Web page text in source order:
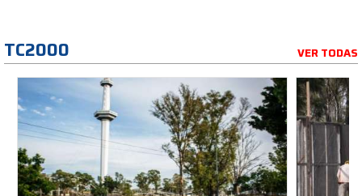
TC2000 VER TODAS